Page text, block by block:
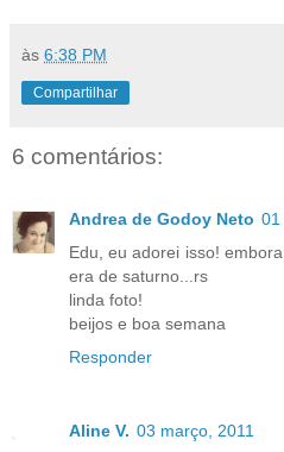
às 6:38 PM
Compartilhar
6 comentários:
Andrea de Godoy Neto 01
Edu, eu adorei isso!
era de saturno...rs
linda foto!
beijos e boa semana
Responder
Aline V. 03 março, 2011